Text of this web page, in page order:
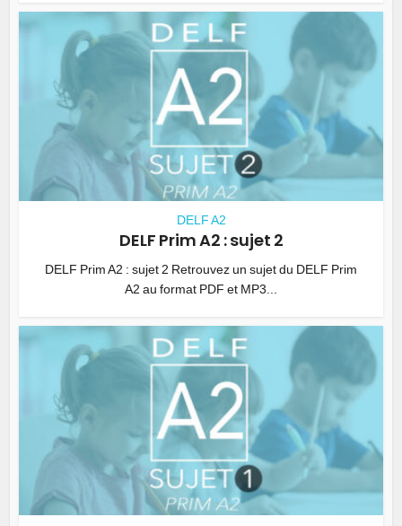
DELF A2
DELF Prim A2 : sujet 2
DELF Prim A2 : sujet 2 Retrouvez un sujet du DELF Prim
A2 au format PDF et MP3...